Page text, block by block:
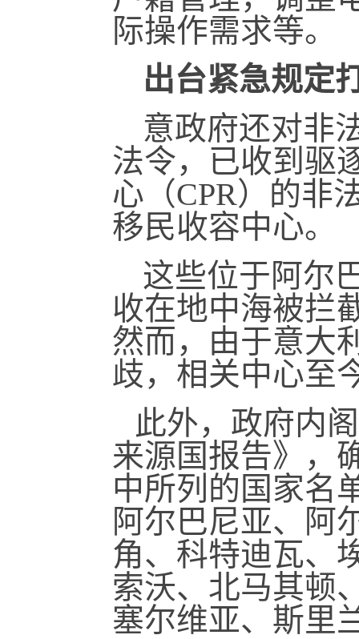
际操作需求等。
出台紧急规定
意政府还对非
法令，已收到驱
心（CPR）的非
移民收容中心。
这些位于阿尔
收在地中海被拦
然而，由于意大
歧，相关中心至
此外，政府内
来源国报告》，
中所列的国家名
阿尔巴尼亚、阿
角、科特迪瓦、
索沃、北马其顿
塞尔维亚、斯里